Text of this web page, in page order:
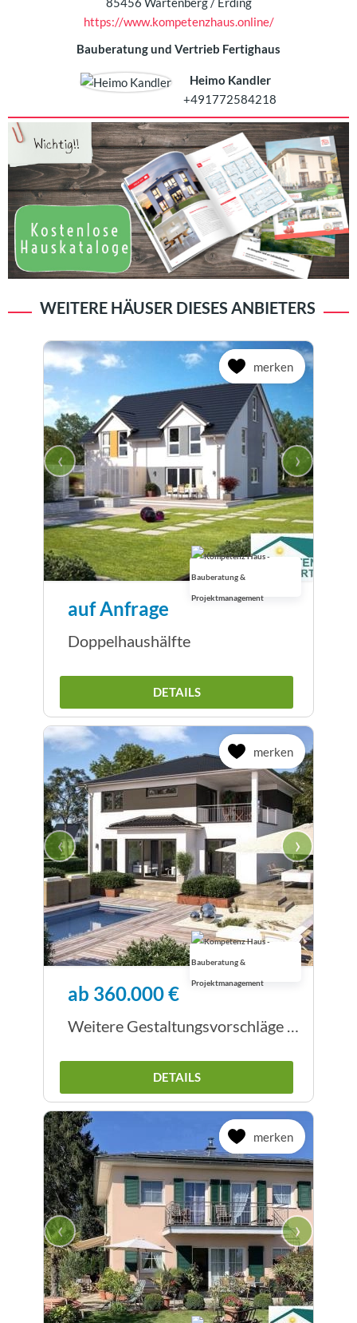
https://www.kompetenzhaus.online/
Bauberatung und Vertrieb Fertighaus
Heimo Kandler
+491772584218
WEITERE HÄUSER DIESES ANBIETERS
merken
‹ ›
auf Anfrage
Doppelhaushälfte
DETAILS
merken
‹ ›
ab 360.000 €
Weitere Gestaltungsvorschläge Villa mit Walmdach
DETAILS
merken
‹ ›